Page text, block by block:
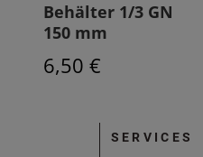
Behälter 1/3 GN
150 mm
6,50 €
SERVICES